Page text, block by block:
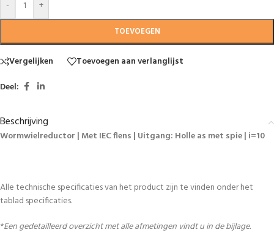
-
+
TOEVOEGEN
Vergelijken
Toevoegen aan verlanglijst
Deel:
Beschrijving
Wormwielreductor | Met IEC flens | Uitgang: Holle as met spie | i=10
Alle technische specificaties van het product zijn te vinden onder het
tablad specificaties.
*Een gedetailleerd overzicht met alle afmetingen vindt u in de bijlage.